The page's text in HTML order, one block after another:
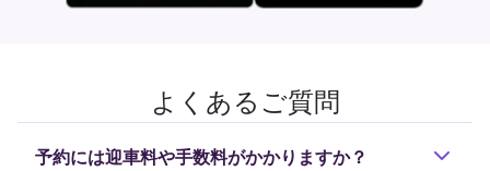
よくあるご質問
予約には迎車料や手数料がかかりますか？